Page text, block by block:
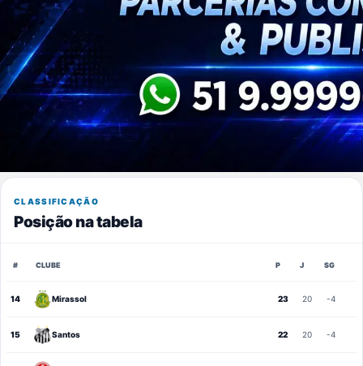
CLASSIFICAÇÃO
Posição na tabela
# CLUBE P J SG
14 Mirassol 23 20 -4
15 Santos 22 20 -4